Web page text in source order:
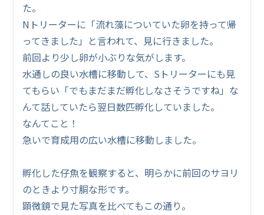
た。
Nトリーターに「流れ藻についていた卵を持って帰
ってきました」と言われて、見に行きました。
前回より少し卵が小ぶりな気がします。
水通しの良い水槽に移動して、Sトリーターにも見
てもらい「でもまだまだ孵化しなさそうですね」な
んて話していたら翌日数匹孵化していました。
なんてこと！
急いで育成用の広い水槽に移動しました。
孵化した仔魚を観察すると、明らかに前回のサヨリ
のときより寸胴な形です。
顕微鏡で見た写真を比べてもこの通り。